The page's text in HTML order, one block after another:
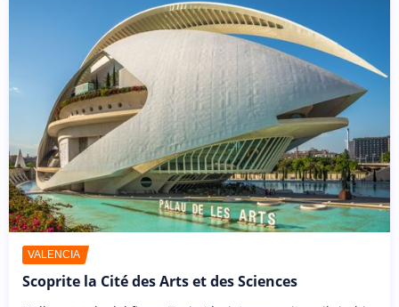
VALENCIA
Scoprite la Cité des Arts et des Sciences